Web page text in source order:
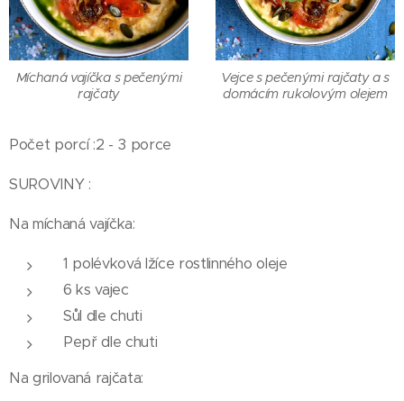
Míchaná vajíčka s pečenými
rajčaty
Vejce s pečenými rajčaty a s
domácím rukolovým olejem
Počet porcí :2 - 3 porce
SUROVINY :
Na míchaná vajíčka:
1 polévková lžíce rostlinného oleje
6 ks vajec
Sůl dle chuti
Pepř dle chuti
Na grilovaná rajčata: